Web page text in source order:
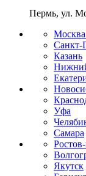
Пермь, ул.
Санкт-
Казань
Уфа
Самара
Якутск